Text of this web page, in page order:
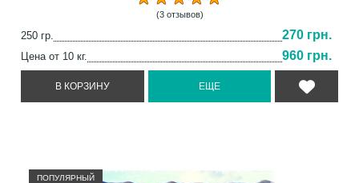
(3 отзывов)
250 гр. 270 грн.
Цена от 10 кг. 960 грн.
ПОПУЛЯРНЫЙ